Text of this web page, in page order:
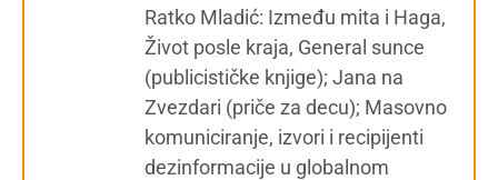
Ratko Mladić: Između mita i Haga,
Život posle kraja, General sunce
(publicističke knjige); Jana na
Zvezdari (priče za decu); Masovno
komuniciranje, izvori i recipijenti
dezinformacije u globalnom